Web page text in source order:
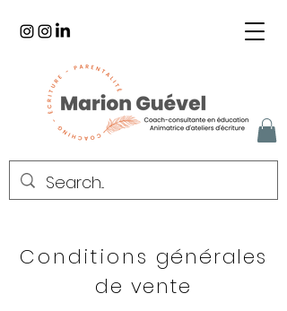
Conditions générales
de vente